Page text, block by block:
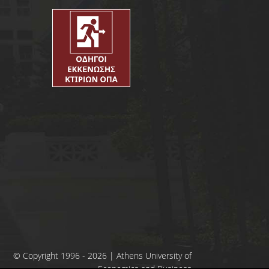
© Copyright 1996 - 2026 | Athens University of